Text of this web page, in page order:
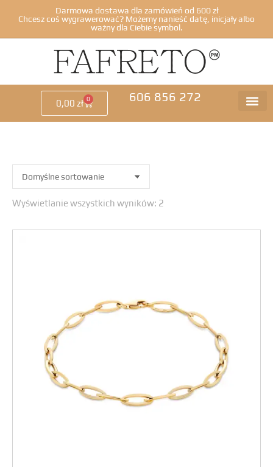
Darmowa dostawa dla zamówień od 600 zł
Chcesz coś wygrawerować? Możemy nanieść datę, inicjały albo
ważny dla Ciebie symbol.
0,00 zł 0 606 856 272
Wyświetlanie wszystkich wyników: 2